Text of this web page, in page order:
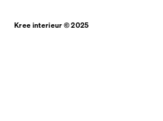
Kree interieur © 2025